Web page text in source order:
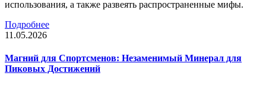
использования, а также развеять распространенные мифы.
Подробнее
11.05.2026
Магний для Спортсменов: Незаменимый Минерал для
Пиковых Достижений